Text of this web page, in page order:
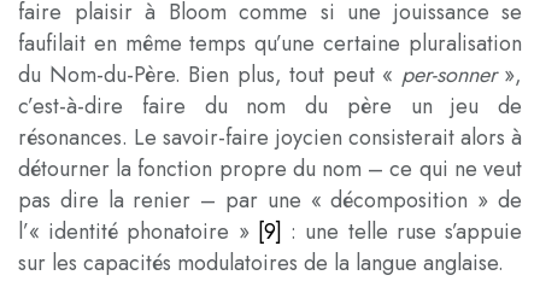
faire plaisir à Bloom comme si une jouissance se
faufilait en même temps qu’une certaine pluralisation
du Nom-du-Père. Bien plus, tout peut « per-sonner»,
c’est-à-dire faire du nom du père un jeu de
résonances. Le savoir-faire joycien consisterait alors à
détourner la fonction propre du nom – ce qui ne veut
pas dire la renier – par une « décomposition » de
l’« identité phonatoire » [9] : une telle ruse s’appuie
sur les capacités modulatoires de la langue anglaise.